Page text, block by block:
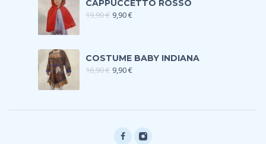
CAPPUCCETTO ROSSO
19,90€ 9,90€
COSTUME BABY INDIANA
16,90€ 9,90€